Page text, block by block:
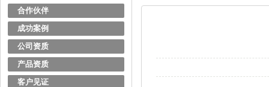
合作伙伴
成功案例
公司资质
产品资质
客户见证